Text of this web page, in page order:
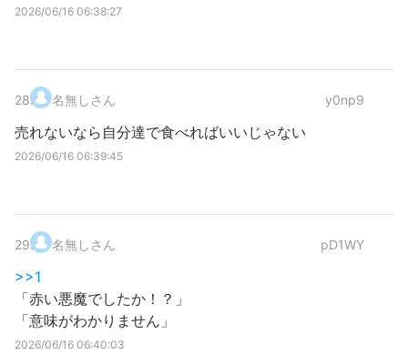
2026/06/16 06:38:27
28. 名無しさん y0np9
売れないなら自分達で食べればいいじゃない
2026/06/16 06:39:45
29. 名無しさん pD1WY
>>1
「赤い悪魔でしたか！？」
「意味がわかりません」
2026/06/16 06:40:03